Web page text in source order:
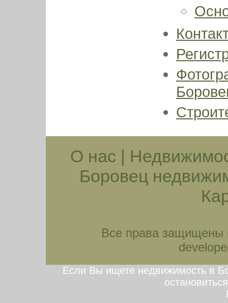
О нас |
Боровец
Все права защищены
Если Вы ищете недвижимость в